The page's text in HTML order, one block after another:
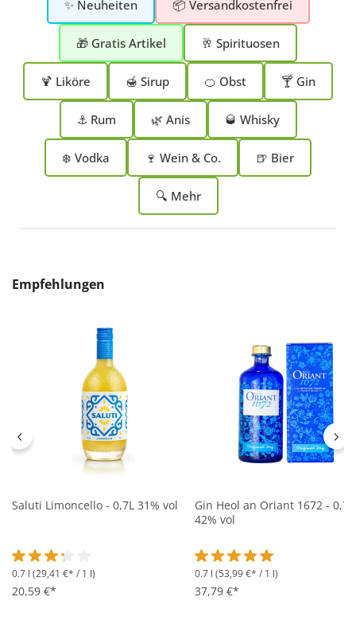
✨ Neuheiten 📦 Versandkostenfrei
🎁 Gratis Artikel 🥂 Spirituosen
🍹 Liköre 🍯 Sirup 🍊 Obst 🍸 Gin
⚓ Rum 🌿 Anis 🥃 Whisky
❄️ Vodka 🍷 Wein & Co. 🍺 Bier
🔍 Mehr
Produktgalerie überspringen
Empfehlungen
Saluti Limoncello - 0,7L 31% vol
Durchschnittliche Bewertung von 3.2 von 5 Sternen
0.7 l (29,41 €* / 1 l)
20,59 €*
Gin Heol an Oriant 1672 - 0,7L
42% vol
Durchschnittliche
0.7 l (53,99 €* / 1 l)
37,79 €*